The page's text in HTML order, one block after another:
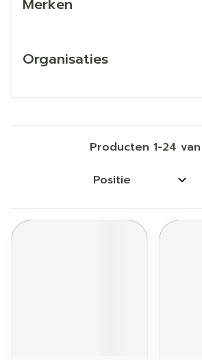
Merken
Organisaties
Producten 1-24 van
Sorteer op: